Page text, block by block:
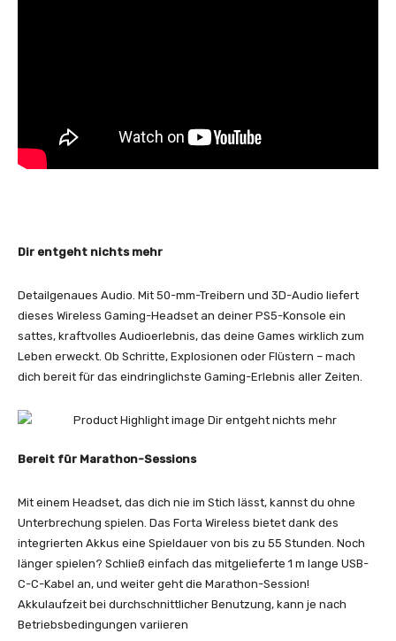
Dir entgeht nichts mehr
Detailgenaues Audio. Mit 50-mm-Treibern und 3D-Audio liefert
dieses Wireless Gaming-Headset an deiner PS5-Konsole ein
sattes, kraftvolles Audioerlebnis, das deine Games wirklich zum
Leben erweckt. Ob Schritte, Explosionen oder Flüstern – mach
dich bereit für das eindringlichste Gaming-Erlebnis aller Zeiten.
Bereit für Marathon-Sessions
Mit einem Headset, das dich nie im Stich lässt, kannst du ohne
Unterbrechung spielen. Das Forta Wireless bietet dank des
integrierten Akkus eine Spieldauer von bis zu 55 Stunden. Noch
länger spielen? Schließ einfach das mitgelieferte 1 m lange USB-
C-C-Kabel an, und weiter geht die Marathon-Session!
Akkulaufzeit bei durchschnittlicher Benutzung, kann je nach
Betriebsbedingungen variieren